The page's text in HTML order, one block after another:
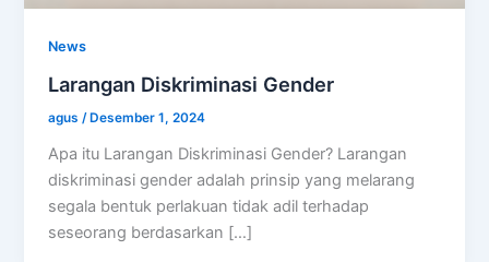
News
Larangan Diskriminasi Gender
agus/ Desember 1, 2024
Apa itu Larangan Diskriminasi Gender? Larangan
diskriminasi gender adalah prinsip yang melarang
segala bentuk perlakuan tidak adil terhadap
seseorang berdasarkan […]